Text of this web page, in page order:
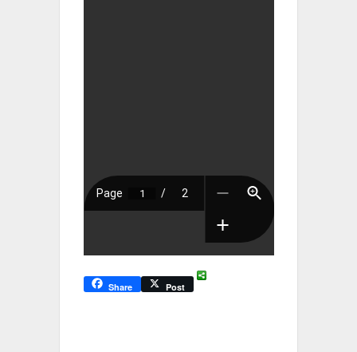
Share Post